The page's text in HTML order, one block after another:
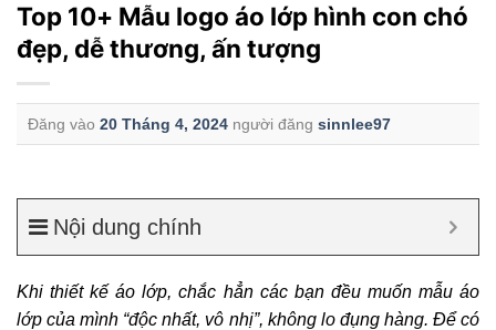
Top 10+ Mẫu logo áo lớp hình con chó
đẹp, dễ thương, ấn tượng
Đăng vào 20 Tháng 4, 2024 người đăng sinnlee97
Nội dung chính
Khi thiết kế áo lớp, chắc hẳn các bạn đều muốn mẫu áo
lớp của mình “độc nhất, vô nhị”, không lo đụng hàng. Để có